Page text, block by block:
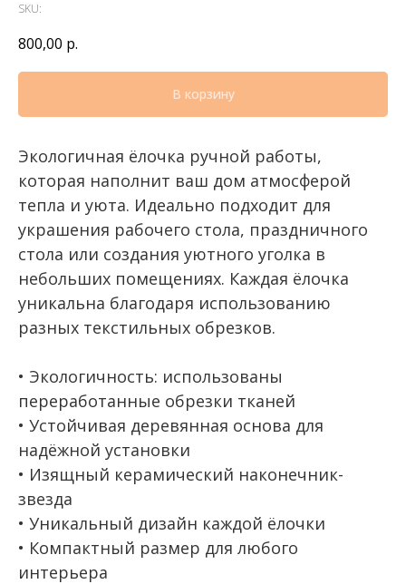
SKU:
800,00 р.
В корзину
Экологичная ёлочка ручной работы,
которая наполнит ваш дом атмосферой
тепла и уюта. Идеально подходит для
украшения рабочего стола, праздничного
стола или создания уютного уголка в
небольших помещениях. Каждая ёлочка
уникальна благодаря использованию
разных текстильных обрезков.
• Экологичность: использованы
переработанные обрезки тканей
• Устойчивая деревянная основа для
надёжной установки
• Изящный керамический наконечник-
звезда
• Уникальный дизайн каждой ёлочки
• Компактный размер для любого
интерьера